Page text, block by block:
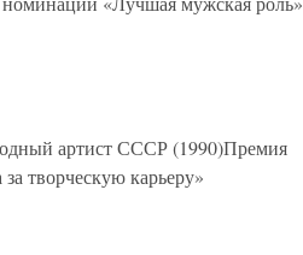
артист СССР (1990)Премия
творческую карьеру»